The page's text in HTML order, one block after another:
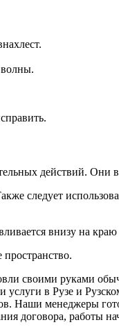
волны.
действий. Они
следует
внизу на
своими руками
в Рузе и
Наши менеджеры
договора, работы